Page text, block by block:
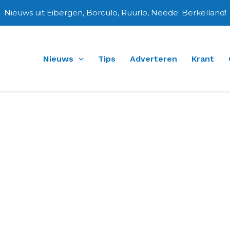
Nieuws uit Eibergen, Borculo, Ruurlo, Neede: Berkelland!
Nieuws Tips Adverteren Krant